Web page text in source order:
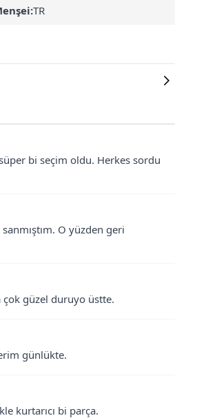
TR
bi seçim oldu. Herkes sordu
O yüzden geri
çok güzel duruyo üstte.
günlükte.
kurtarıcı bi parça.